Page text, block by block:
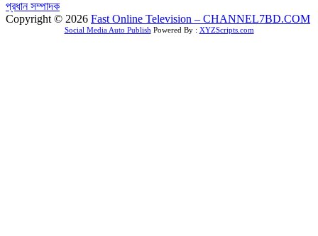
প্রধান সম্পাদক
Copyright © 2026 Fast Online Television – CHANNEL7BD.COM
Social Media Auto Publish Powered By : XYZScripts.com